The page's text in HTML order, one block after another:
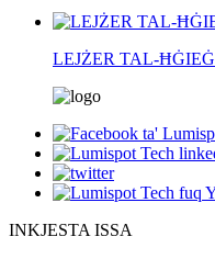
LEJŻER TAL-
INKJESTA ISSA